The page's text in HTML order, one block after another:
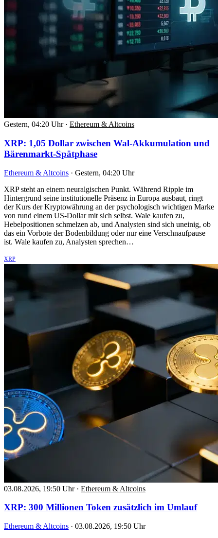
Gestern, 04:20 Uhr · Ethereum & Altcoins
XRP: 1,05 Dollar zwischen Wal-Akkumulation und
Bärenmarkt-Spätphase
Ethereum & Altcoins · Gestern, 04:20 Uhr
XRP steht an einem neuralgischen Punkt. Während Ripple im
Hintergrund seine institutionelle Präsenz in Europa ausbaut, ringt
der Kurs der Kryptowährung an der psychologisch wichtigen Marke
von rund einem US-Dollar mit sich selbst. Wale kaufen zu,
Hebelpositionen schmelzen ab, und Analysten sind sich uneinig, ob
das ein Vorbote der Bodenbildung oder nur eine Verschnaufpause
ist. Wale kaufen zu, Analysten sprechen…
XRP
03.08.2026, 19:50 Uhr · Ethereum & Altcoins
XRP: 300 Millionen Token zusätzlich im Umlauf
Ethereum & Altcoins · 03.08.2026, 19:50 Uhr